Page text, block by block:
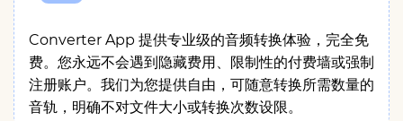
Converter App 提供专业级的音频转换体验，完全免
费。您永远不会遇到隐藏费用、限制性的付费墙或强制
注册账户。我们为您提供自由，可随意转换所需数量的
音轨，明确不对文件大小或转换次数设限。